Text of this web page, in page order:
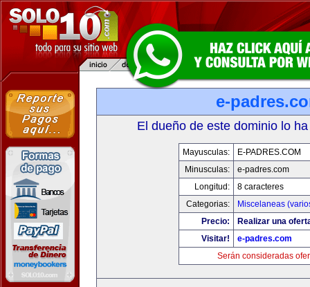
e-
El dueño de este dominio lo
Mayusculas:
E-PADRES.COM
Minusculas:
e-padres.com
Longitud:
8 caracteres
Categorias:
Miscelaneas
Precio:
Realizar una
Visitar!
e-padres.com
Serán consideradas